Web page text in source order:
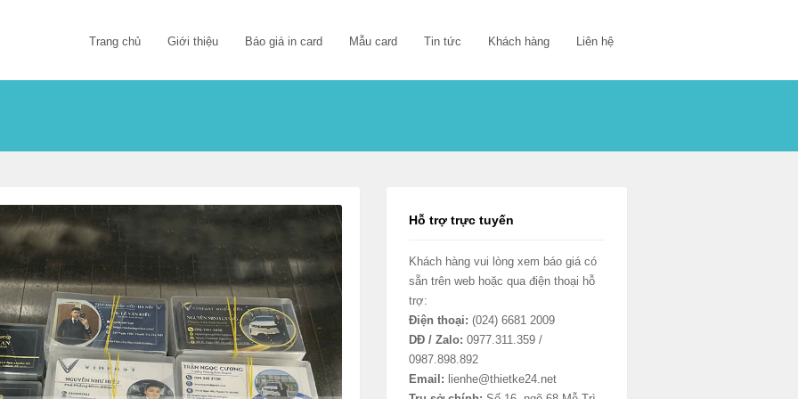
Trang chủ Giới thiệu Báo giá in card Mẫu card Tin tức Khách hàng Liên hệ
Hỗ trợ trực tuyến
Khách hàng vui lòng xem báo giá có
sẵn trên web hoặc qua điện thoại hỗ
trợ:
Điện thoại: (024) 6681 2009
DĐ / Zalo: 0977.311.359 /
0987.898.892
Email: lienhe@thietke24.net